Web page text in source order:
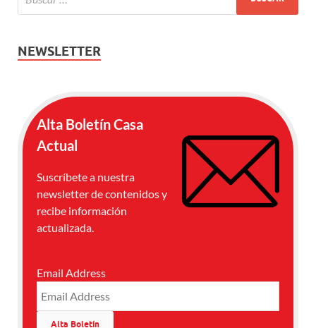
NEWSLETTER
Alta Boletín Casa
Actual
Suscríbete a nuestra
newsletter de contenidos y
recibe información
actualizada.
Email Address